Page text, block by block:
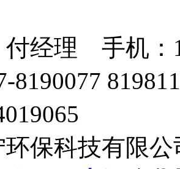
付经理 手机：
8190077
保科技有限